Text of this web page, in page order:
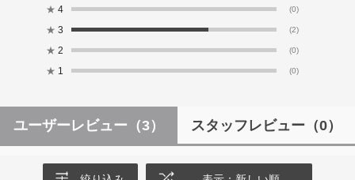
★ 4 (0)
★ 3 (2)
★ 2 (0)
★ 1 (0)
ユーザーレビュー （3） スタッフレビュー （0）